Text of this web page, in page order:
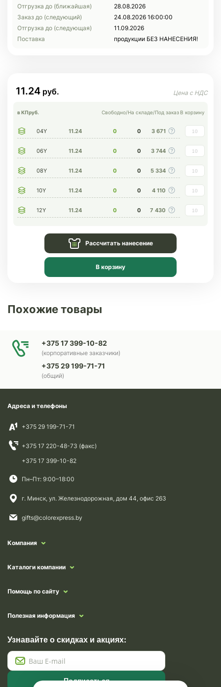
Отгрузка до (ближайшая)
28.08.2026
Заказ до (следующий)
24.08.2026 16:00:00
Отгрузка до (следующая)
11.09.2026
Поставка
продукции БЕЗ НАНЕСЕНИЯ!
11.24
в КПруб. Свободно/На складе/Под заказ В корзину
04Y 11.24 0 0 3 671
06Y 11.24 0 0 3 744
08Y 11.24 0 0 5 334
10Y 11.24 0 0 4 110
12Y 11.24 0 0 7 430
Рассчитать нанесение
В корзину
Похожие товары
+375 17 399-10-82
(корпоративные заказчики)
+375 29 199-71-71
(общий)
Адреса и телефоны
+375 29 199-71-71
+375 17 220-48-73 (факс)
+375 17 399-10-82
Пн–Пт: 9:00–18:00
г. Минск, ул. Железнодорожная, дом 44, офис 263
gifts@colorexpress.by
Компания
Каталоги компании
Помощь по сайту
Полезная информация
Узнавайте о скидках и акциях:
Подписаться